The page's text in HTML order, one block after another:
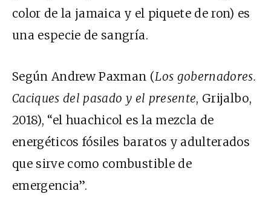
color de la jamaica y el piquete de ron) es
una especie de sangría.
Según Andrew Paxman (Los gobernadores.
Caciques del pasado y el presente, Grijalbo,
2018), “el huachicol es la mezcla de
energéticos fósiles baratos y adulterados
que sirve como combustible de
emergencia”.